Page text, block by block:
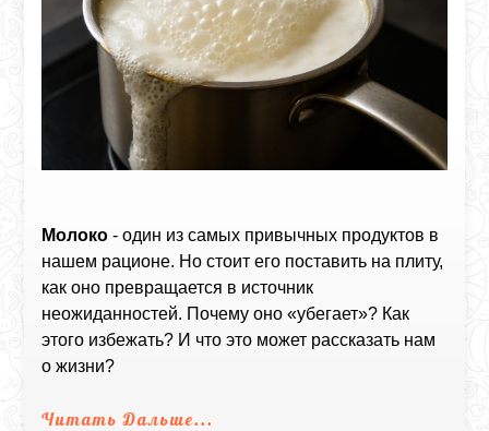
Молоко - один из самых привычных продуктов в
нашем рационе. Но стоит его поставить на плиту,
как оно превращается в источник
неожиданностей. Почему оно «убегает»? Как
этого избежать? И что это может рассказать нам
о жизни?
Читать Дальше...